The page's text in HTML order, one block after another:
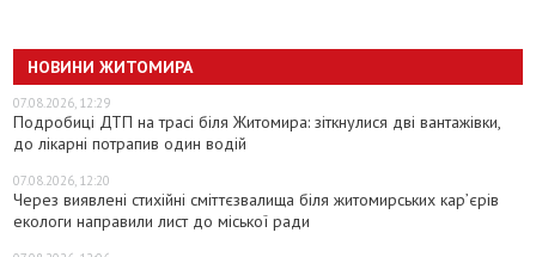
НОВИНИ ЖИТОМИРА
07.08.2026, 12:29
Подробиці ДТП на трасі біля Житомира: зіткнулися дві вантажівки,
до лікарні потрапив один водій
07.08.2026, 12:20
Через виявлені стихійні сміттєзвалища біля житомирських кар’єрів
екологи направили лист до міської ради